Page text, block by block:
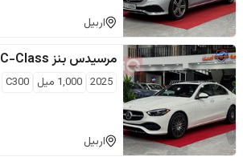
اربيل
مرسيدس بنز C-Class
2025
1,000 ميل C300
اربيل